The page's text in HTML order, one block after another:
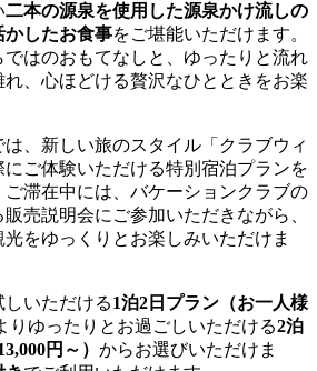
二本の源泉を使用した源泉かけ流しの
かしたお食事をご堪能いただけます。
はのおもてなしと、ゆったりと流れ
、心ほどける贅沢なひとときをお楽
、新しい旅のスタイル「クラブウィ
ご体験いただける特別宿泊プランを
滞在中には、バケーションクラブの
売説明会にご参加いただきながら、
をゆっくりとお楽しみいただけま
いただける1泊2日プラン（お一人様
りゆったりとお過ごしいただける2泊
円～） からお選びいただけま